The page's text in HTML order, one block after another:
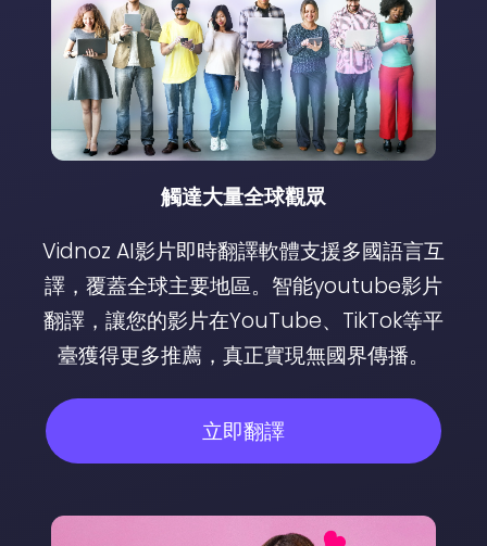
觸達大量全球觀眾
Vidnoz AI影片即時翻譯軟體支援多國語言互
譯，覆蓋全球主要地區。智能youtube影片
翻譯，讓您的影片在YouTube、TikTok等平
臺獲得更多推薦，真正實現無國界傳播。
立即翻譯